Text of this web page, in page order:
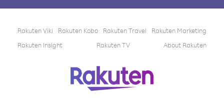
Rakuten Viki Rakuten Kobo Rakuten Travel
Rakuten Marketing
Rakuten Insight
Rakuten TV About Rakuten